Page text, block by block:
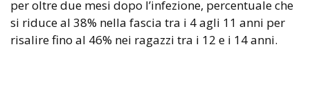
per oltre due mesi dopo l’infezione, percentuale che
si riduce al 38% nella fascia tra i 4 agli 11 anni per
risalire fino al 46% nei ragazzi tra i 12 e i 14 anni.